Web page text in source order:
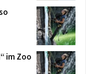
im Zoo